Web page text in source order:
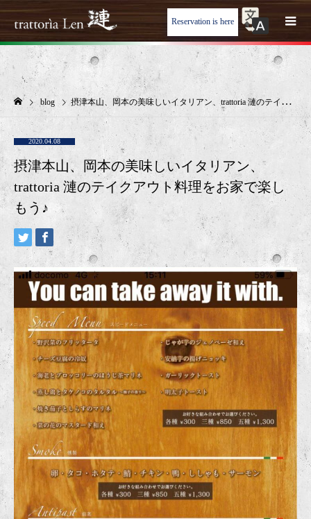
Reservation is here
blog 摂津本山、岡本の美味しいイタリアン、trattoria 漣のテイクアウト料理をお家で楽しもう♪
2020.04.08
摂津本山、岡本の美味しいイタリアン、
trattoria 漣のテイクアウト料理をお家で楽し
もう♪